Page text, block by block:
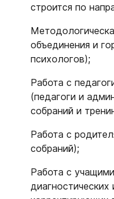
строится по
объединения и
психологов);
Работа с
(педагоги и
собраний и
Работа с
собраний);
Работа с